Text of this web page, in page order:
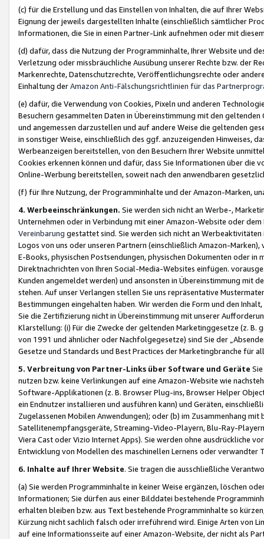
(c) für die Erstellung und das Einstellen von Inhalten, die auf Ihrer
Eignung der jeweils dargestellten Inhalte (einschließlich sämtlicher
Informationen, die Sie in einen Partner-Link aufnehmen oder mit
(d) dafür, dass die Nutzung der Programminhalte, Ihrer Website und
Verletzung oder missbräuchliche Ausübung unserer Rechte bzw. der
Markenrechte, Datenschutzrechte, Veröffentlichungsrechte oder
Einhaltung derAmazon Anti-Fälschungsrichtlinien für das
(e) dafür, die Verwendung von Cookies, Pixeln und anderen
Besuchern gesammelten Daten in Übereinstimmung mit den
und angemessen darzustellen und auf andere Weise die geltenden
in sonstiger Weise, einschließlich des ggf. anzuzeigenden Hinweises,
Werbeanzeigen bereitstellen, von den Besuchern Ihrer Website
Cookies erkennen können und dafür, dass Sie Informationen über die
Online-Werbung bereitstellen, soweit nach den anwendbaren
(f) für Ihre Nutzung, der Programminhalte und der Amazon-Marken,
4. Werbeeinschränkungen. Sie werden sich nicht an Werbe-,
Unternehmen oder in Verbindung mit einer Amazon-Website oder
Vereinbarung gestattet sind. Sie werden sich nicht an
Logos von uns oder unseren Partnern (einschließlich Amazon-
E-Books, physischen Postsendungen, physischen Dokumenten oder in
Direktnachrichten von Ihren Social-Media-Websites einfügen.
Kunden angemeldet werden) und ansonsten in Übereinstimmung mit
stehen. Auf unser Verlangen stellen Sie uns repräsentative
Bestimmungen eingehalten haben. Wir werden die Form und den
Sie die Zertifizierung nicht in Übereinstimmung mit unserer
Klarstellung: (i) Für die Zwecke der geltenden Marketinggesetze (z. B.
von 1991 und ähnlicher oder Nachfolgegesetze) sind Sie der
Gesetze und Standards und Best Practices der Marketingbranche für
5. Verbreitung von Partner-Links über Software und Geräte
nutzen bzw. keine Verlinkungen auf eine Amazon-Website wie
Software-Applikationen (z. B. Browser Plug-ins, Browser Helper
ein Endnutzer installieren und ausführen kann) und Geräten,
Zugelassenen Mobilen Anwendungen); oder (b) im Zusammenhang
Satellitenempfangsgeräte, Streaming-Video-Playern, Blu-Ray-
Viera Cast oder Vizio Internet Apps). Sie werden ohne ausdrückliche
Entwicklung von Modellen des maschinellen Lernens oder
6. Inhalte auf Ihrer Website. Sie tragen die ausschließliche
(a) Sie werden Programminhalte in keiner Weise ergänzen, löschen
Informationen; Sie dürfen aus einer Bilddatei bestehende
erhalten bleiben bzw. aus Text bestehende Programminhalte so
Kürzung nicht sachlich falsch oder irreführend wird. Einige Arten von
auf eine Informationsseite auf einer Amazon-Website, der nicht als